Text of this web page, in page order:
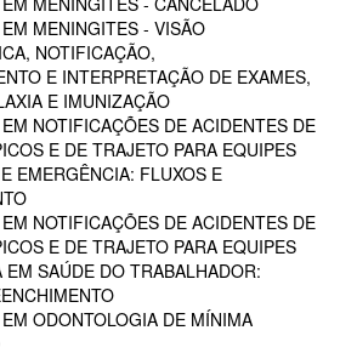
MENINGITES - VISÃO
NOTIFICAÇÃO,
E INTERPRETAÇÃO DE EXAMES,
E IMUNIZAÇÃO
NOTIFICAÇÕES DE ACIDENTES DE
E DE TRAJETO PARA EQUIPES
EMERGÊNCIA: FLUXOS E
NOTIFICAÇÕES DE ACIDENTES DE
E DE TRAJETO PARA EQUIPES
EM SAÚDE DO TRABALHADOR:
ODONTOLOGIA DE MÍNIMA